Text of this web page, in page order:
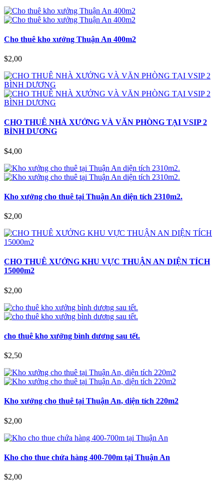
Cho thuê kho xưởng Thuận An 400m2
$2,00
CHO THUÊ NHÀ XƯỞNG VÀ VĂN PHÒNG TẠI VSIP 2
BÌNH DƯƠNG
$4,00
Kho xưởng cho thuê tại Thuận An diện tích 2310m2.
$2,00
CHO THUÊ XƯỞNG KHU VỰC THUẬN AN DIỆN TÍCH
15000m2
$2,00
cho thuê kho xưởng bình dương sau tết.
$2,50
Kho xưởng cho thuê tại Thuận An, diện tích 220m2
$2,00
Kho cho thue chứa hàng 400-700m tại Thuận An
$2,00